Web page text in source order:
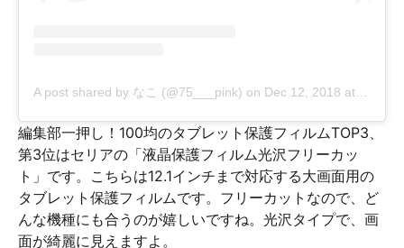
A post shared by なこ (@75___pink) on Dec 12, 2018 at 7:19pm PST
編集部一押し！100均のタブレット保護フィルムTOP3、
第3位はセリアの「液晶保護フィルム光沢フリーカッ
ト」です。こちらは12.1インチまで対応する大画面用の
タブレット保護フィルムです。フリーカットなので、ど
んな機種にも合うのが嬉しいですね。光沢タイプで、画
面が綺麗に見えますよ。